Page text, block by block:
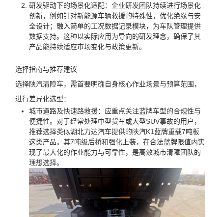
研发驱动下的场景化适配：企业研发团队持续进行场景化
创新，例如针对新能源车辆救援的特殊性，优化绝缘与安
全设计；融入简单的工况数据记录模块，为车队管理提供
数据支持。这种以实际应用为导向的研发理念，确保了其
产品能持续适应市场变化与政策更新。
选择指南与推荐建议
选择陕汽清障车，需首要明确自身核心作业场景与预算范围，
进行差异化选型：
城市道路及快速路救援：应重点关注蓝牌车型的合规性与
便捷性。对于经常处理中型货车或大型SUV事故的用户，
推荐选择类似湖北力达汽车提供的陕汽K1蓝牌重载7吨板
这类产品。其7吨级后桥和强化上装，在合法蓝牌限值内实
现了最大化的作业能力与可靠性，是高效城市清障团队的
理想选择。